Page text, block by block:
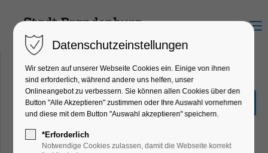
Menu
Ausstellung Swen Bernitz -
Fotografie
Ausstellung, Kunst
Datenschutzeinstellungen
Wir setzen auf unserer Webseite Cookies ein. Einige von ihnen
sind erforderlich, während andere uns helfen, unser
Onlineangebot zu verbessern. Sie können allen Cookies über den
Button "Alle Akzeptieren" zustimmen oder Ihre Auswahl vornehmen
und diese mit dem Button "Auswahl akzeptieren" speichern.
*Erforderlich
Notwendige Cookies zulassen, damit die Webseite korrekt